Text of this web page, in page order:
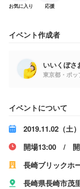
お気に入り 応援
イベント作成者
いいくぼさ
東京都・ポッ
イベントについて
2019.11.02（土）
開場13:00 / 開
長崎ブリックホ
長崎県長崎市茂